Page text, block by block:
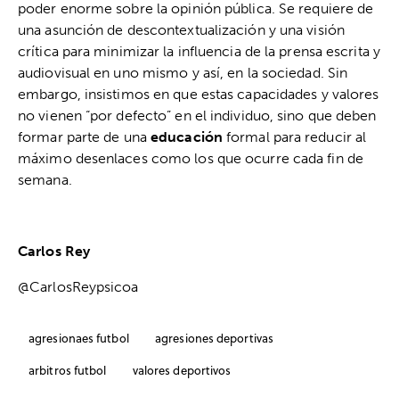
poder enorme sobre la opinión pública. Se requiere de
una asunción de descontextualización y una visión
crítica para minimizar la influencia de la prensa escrita y
audiovisual en uno mismo y así, en la sociedad. Sin
embargo, insistimos en que estas capacidades y valores
no vienen “por defecto” en el individuo, sino que deben
formar parte de una educación formal para reducir al
máximo desenlaces como los que ocurre cada fin de
semana.
Carlos Rey
@CarlosReypsicoa
agresionaes futbol
agresiones deportivas
arbitros futbol
valores deportivos